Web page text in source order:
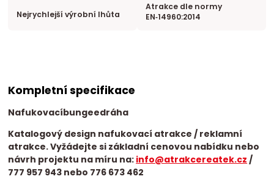
Nejrychlejší výrobní lhůta
Atrakce dle normy
EN‑14960:2014
Kompletní specifikace
Nafukovacíbungeedráha
Katalogový design nafukovací atrakce / reklamní
atrakce. Vyžádejte si základní cenovou nabídku nebo
návrh projektu na míru na: info@atrakcereatek.cz /
777 957 943 nebo 776 673 462